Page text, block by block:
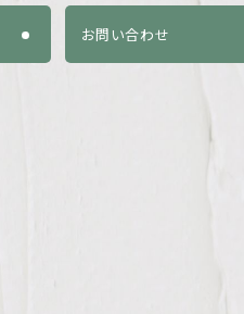
お問い合わせ